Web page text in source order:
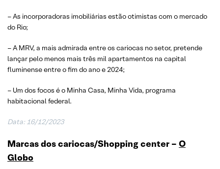
– As incorporadoras imobiliárias estão otimistas com o mercado
do Rio;
– A MRV, a mais admirada entre os cariocas no setor, pretende
lançar pelo menos mais três mil apartamentos na capital
fluminense entre o fim do ano e 2024;
– Um dos focos é o Minha Casa, Minha Vida, programa
habitacional federal.
Data: 16/12/2023
Marcas dos cariocas/Shopping center – O
Globo